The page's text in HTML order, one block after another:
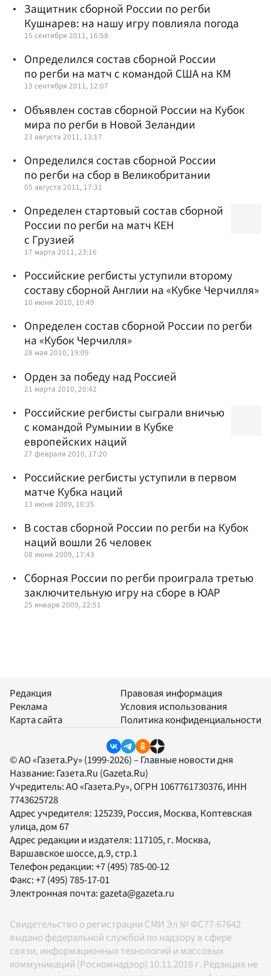
Защитник сборной России по регби
Кушнарев: на нашу игру повлияла погода
15 сентября 2011, 16:58
Определился состав сборной России
по регби на матч с командой США на КМ
13 сентября 2011, 12:07
Объявлен состав сборной России на Кубок
мира по регби в Новой Зеландии
23 августа 2011, 13:17
Определился состав сборной России
по регби на сбор в Великобритании
05 августа 2011, 17:31
Определен стартовый состав сборной
России по регби на матч КЕН
с Грузией
17 марта 2011, 23:16
Российские регбисты уступили второму
составу сборной Англии на «Кубке Черчилля»
10 июня 2010, 10:49
Определен состав сборной России по регби
на «Кубок Черчилля»
28 мая 2010, 19:09
Орден за победу над Россией
21 марта 2010, 20:42
Российские регбисты сыграли вничью
с командой Румынии в Кубке
европейских наций
27 февраля 2010, 17:20
Российские регбисты уступили в первом
матче Кубка наций
13 июня 2009, 10:35
В состав сборной России по регби на Кубок
наций вошли 26 человек
08 июня 2009, 17:43
Сборная России по регби проиграла третью
заключительную игру на сборе в ЮАР
25 января 2009, 22:51
Редакция
Реклама
Карта сайта
Правовая информация
Условия использования
Политика конфиденциальности
© АО «Газета.Ру» (1999-2026) – Главные новости дня
Название: Газета.Ru (Gazeta.Ru)
Учредитель:АО «Газета.Ру», ОГРН 1067761730376, ИНН
7743625728
Адрес учредителя: 125239, Россия, Москва, Коптевская
улица, дом 67
Адрес редакции и издателя: 117105, г. Москва,
Варшавское шоссе, д.9, стр.1
Телефон редакции:+7 (495) 785-00-12
Факс:+7 (495) 785-17-01
Электронная почта:gazeta@gazeta.ru
Свидетельство о регистрации СМИ Эл № ФС77-67642
выдано федеральной службой по надзору в сфере
связи, информационных технологий и массовых
коммуникаций (Роскомнадзор) 10.11.2016 г. Редакция не